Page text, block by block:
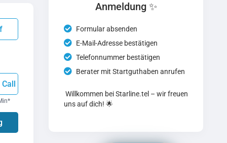
Call
*
Anmeldung ✨
Formular absenden
E-Mail-Adresse bestätigen
Telefonnummer bestätigen
Berater mit Startguthaben anrufen
Willkommen bei Starline.tel – wir freuen
uns auf dich! 🌟